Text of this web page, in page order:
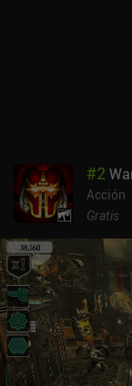
algunos
pago en el futuro,
actualmente en
con Archero.
#2
Acción
Gratis